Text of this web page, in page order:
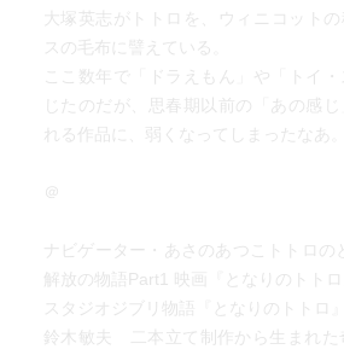
大塚英志がトトロを、ウィニコット
スの毛布に譬えている。
ここ数年で「ドラえもん」や「トイ
じたのだが、思春期以前の「あの感
れる作品に、弱くなってしまったなあ。
＠
ナビゲーター・あさのあつこトトロ
解放の物語Part1 映画『となりのトトロ
スタジオジブリ物語『となりのトトロ』
鈴木敏夫 二本立て制作から生まれた